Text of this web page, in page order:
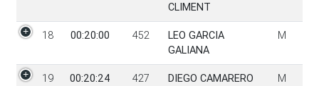
CLIMENT
18 00:20:00 452
LEO GARCIA
GALIANA
M
19 00:20:24 427
DIEGO CAMARERO
M